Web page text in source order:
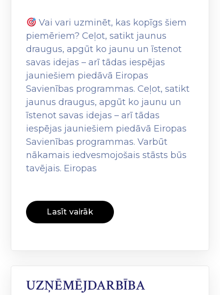
Vai vari uzminēt, kas kopīgs šiem
piemēriem? Ceļot, satikt jaunus
draugus, apgūt ko jaunu un īstenot
savas idejas – arī tādas iespējas
jauniešiem piedāvā Eiropas
Savienības programmas. Ceļot, satikt
jaunus draugus, apgūt ko jaunu un
īstenot savas idejas – arī tādas
iespējas jauniešiem piedāvā Eiropas
Savienības programmas. Varbūt
nākamais iedvesmojošais stāsts būs
tavējais. Eiropas
Lasīt vairāk
UZŅĒMĒJDARBĪBA